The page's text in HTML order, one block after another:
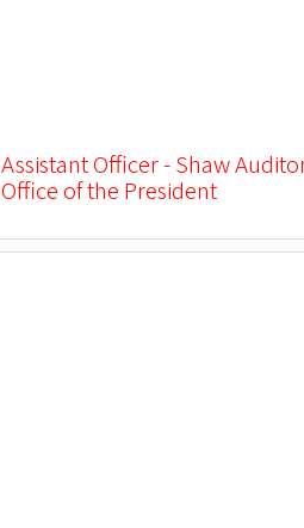
Assistant Officer - Shaw
Office of the President